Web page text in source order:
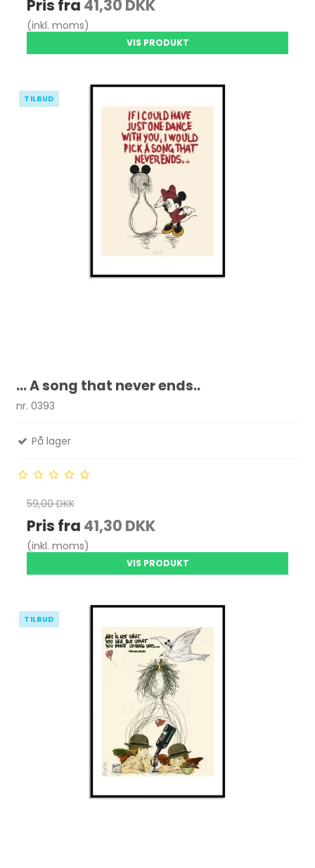
Pris fra 41,30 DKK
(inkl. moms)
VIS PRODUKT
TILBUD
... A song that never ends..
nr. 0393
På lager
59,00 DKK
Pris fra 41,30 DKK
(inkl. moms)
VIS PRODUKT
TILBUD